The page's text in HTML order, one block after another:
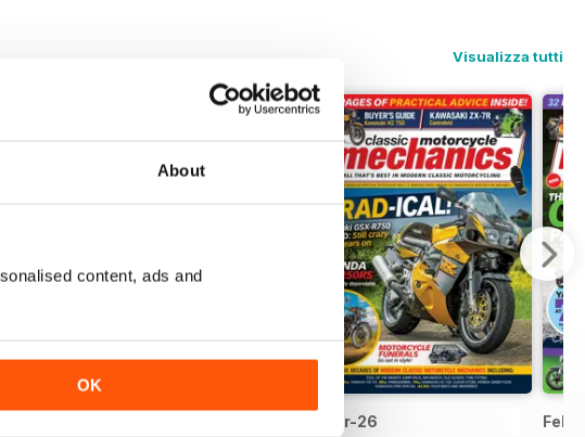
About
content, ads and
OK
Visualizza tutti
Mar-26 Feb-